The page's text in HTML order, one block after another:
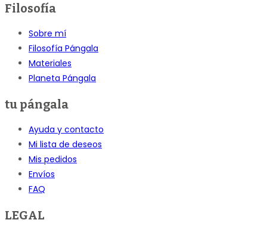
Filosofía
Sobre mí
Filosofía Pángala
Materiales
Planeta Pángala
tu pángala
Ayuda y contacto
Mi lista de deseos
Mis pedidos
Envíos
FAQ
LEGAL